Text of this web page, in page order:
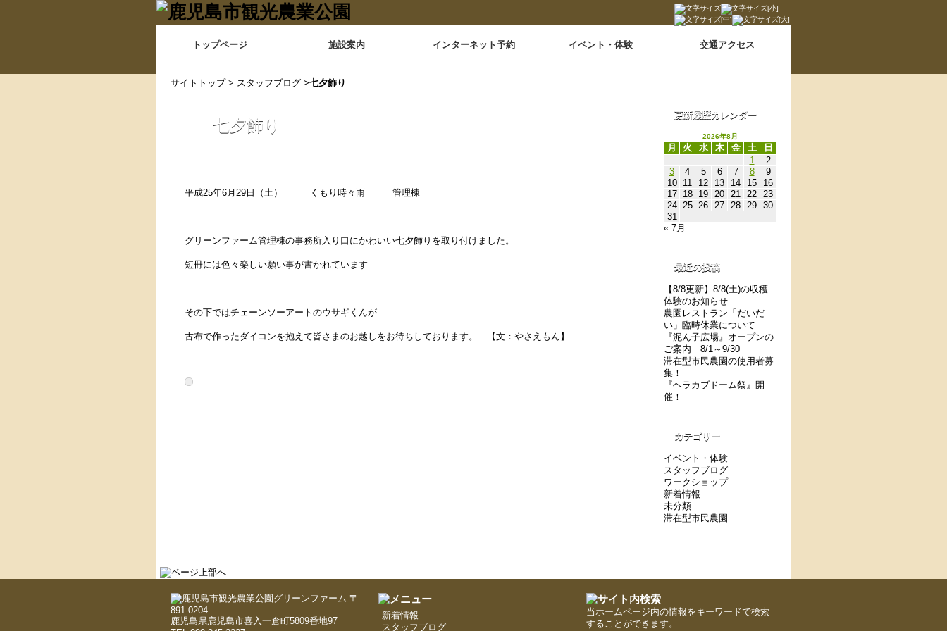
トップページ 施設案内 インターネット予約 イベント・体験 交通アクセス
サイトトップ> スタッフブログ >七夕飾り
七夕飾り
平成25年6月29日（土） くもり時々雨 管理棟
グリーンファーム管理棟の事務所入り口にかわいい七夕飾りを取り付けました。
短冊には色々楽しい願い事が書かれています
その下ではチェーンソーアートのウサギくんが
古布で作ったダイコンを抱えて皆さまのお越しをお待ちしております。 【文：やさえもん】
更新履歴カレンダー
2026年8月
月 火 水 木 金 土
日
1
2
3
4 5 6 7 8
9
10
11 12 13 14 15
16
17
18 19 20 21 22 23
24 25 26 27 28 29 30
31
« 7月
最近の投稿
【8/8更新】8/8(土)の収穫
体験のお知らせ
農園レストラン「だいだ
い」臨時休業について
『泥ん子広場』オープンの
ご案内 8/1～9/30
滞在型市民農園の使用者募
集！
『ヘラカブドーム祭』開
催！
カテゴリー
イベント・体験
スタッフブログ
ワークショップ
新着情報
未分類
滞在型市民農園
〒
891-0204
鹿児島県鹿児島市喜入一倉町5809番地97
新着情報
スタッフブログ
当ホームページ内の情報をキーワードで検索
することができます。